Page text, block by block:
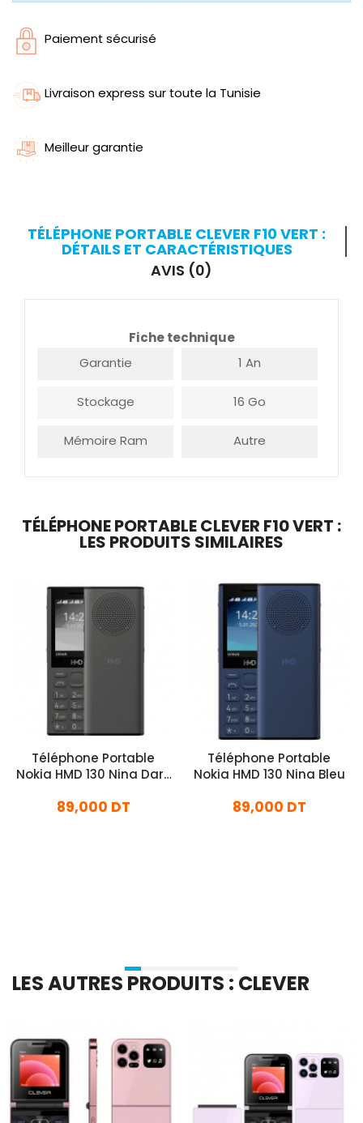
Paiement sécurisé
Livraison express sur toute la Tunisie
Meilleur garantie
TÉLÉPHONE PORTABLE CLEVER F10 VERT :
DÉTAILS ET CARACTÉRISTIQUES
AVIS (0)
Fiche technique
Garantie
1 An
Stockage 16 Go
Mémoire Ram Autre
TÉLÉPHONE PORTABLE CLEVER F10 VERT :
LES PRODUITS SIMILAIRES
Téléphone Portable
Nokia HMD 130 Nina Dark
89,000 DT
Téléphone Portable
Nokia HMD 130 Nina Bleu
89,000 DT
LES AUTRES PRODUITS : CLEVER